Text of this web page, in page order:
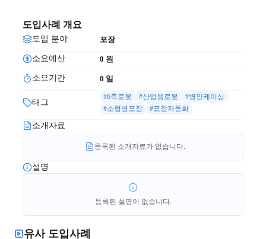
도입사례 개요
도입 분야 포장
소요예산 0 원
소요기간 0 일
태그
#6축로봇 #산업용로봇
#병인케이싱
#소형병포장
#포장자동화
소개자료
등록된 소개자료가 없습니다.
설명
등록된 설명이 없습니다.
유사 도입사례